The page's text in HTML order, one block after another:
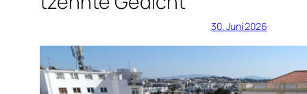
30. Juni 2026